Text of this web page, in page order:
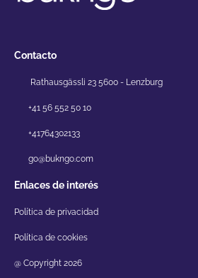
Contacto
Rathausgässli 23 5600 - Lenzburg
+41 56 552 50 10
+41764302133
go@bukngo.com
Enlaces de interés
Política de privacidad
Política de cookies
@ Copyright 2026